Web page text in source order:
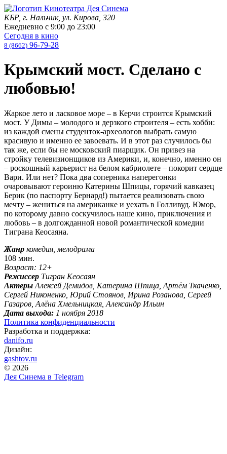
КБР, г. Нальчик, ул. Кирова, 320
Ежедневно с 9:00 до 23:00
Сегодня в кино
8 (8662) 96-79-28
Крымский мост. Сделано с
любовью!
Жаркое лето и ласковое море – в Керчи строится Крымский
мост. У Димы – молодого и дерзкого строителя – есть хобби:
из каждой смены студенток-археологов выбрать самую
красивую и именно ее завоевать. И в этот раз случилось бы
так же, если бы не московский пиарщик. Он привез на
стройку телевизионщиков из Америки, и, конечно, именно он
– роскошный карьерист на белом кабриолете – покорит сердце
Вари. Или нет? Пока два соперника наперегонки
очаровывают героиню Катерины Шпицы, горячий кавказец
Берик (по паспорту Бернард!) пытается реализовать свою
мечту – жениться на американке и уехать в Голливуд. Юмор,
по которому давно соскучилось наше кино, приключения и
любовь – в долгожданной новой романтической комедии
Тиграна Кеосаяна.
Жанр комедия, мелодрама
108 мин.
Возраст: 12+
Режиссер Тигран Кеосаян
Актеры Алексей Демидов, Катерина Шпица, Артём Ткаченко,
Сергей Никоненко, Юрий Стоянов, Ирина Розанова, Сергей
Газаров, Алёна Хмельницкая, Александр Ильин
Дата выхода: 1 ноября 2018
Политика конфиденциальности
Разработка и поддержка:
danifo.ru
Дизайн:
gashtov.ru
© 2026
Дея Синема в Telegram